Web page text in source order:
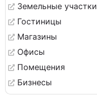
Земельные участки
Гостиницы
Магазины
Офисы
Помещения
Бизнесы